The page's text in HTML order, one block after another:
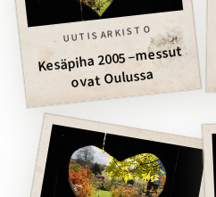
UUTISARKISTO
Kesäpiha 2005 –messut
ovat Oulussa